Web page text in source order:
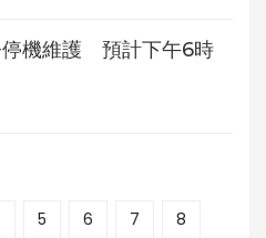
停機維護 預計下午6時
5 6 7
8